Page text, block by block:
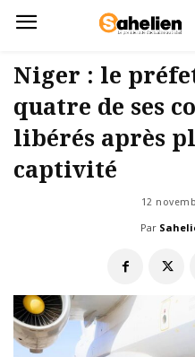
Niger : le
quatre de ses
libérés après
captivité
12
Par